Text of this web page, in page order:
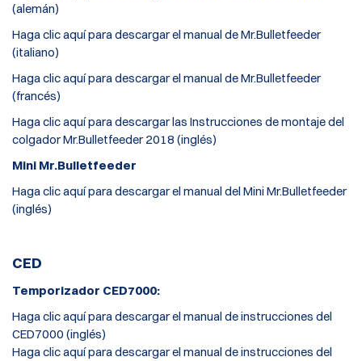
(alemán)
Haga clic aquí para descargar el manual de Mr.Bulletfeeder
(italiano)
Haga clic aquí para descargar el manual de Mr.Bulletfeeder
(francés)
Haga clic aquí para descargar las Instrucciones de montaje del
colgador Mr.Bulletfeeder 2018 (inglés)
Mini Mr.Bulletfeeder
Haga clic aquí para descargar el manual del Mini Mr.Bulletfeeder
(inglés)
CED
Temporizador CED7000:
Haga clic aquí para descargar el manual de instrucciones del
CED7000 (inglés)
Haga clic aquí para descargar el manual de instrucciones del